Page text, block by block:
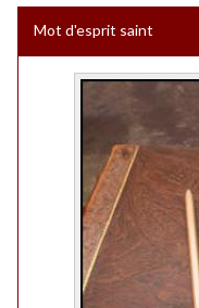
Mot d'esprit saint